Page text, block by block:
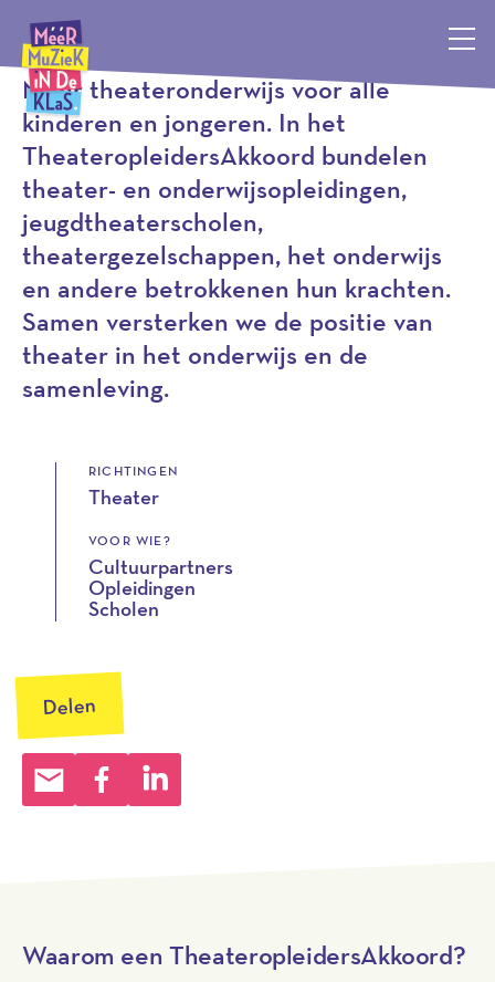
Méér Muziek in de Klas, terug naar de homepagina
Programma
Méér theateronderwijs voor alle
kinderen en jongeren. In het
TheateropleidersAkkoord bundelen
theater- en onderwijsopleidingen,
jeugdtheaterscholen,
theatergezelschappen, het onderwijs
en andere betrokkenen hun krachten.
Samen versterken we de positie van
theater in het onderwijs en de
samenleving.
RICHTINGEN
Theater
VOOR WIE?
Cultuurpartners
Opleidingen
Scholen
Delen
Waarom een TheateropleidersAkkoord?